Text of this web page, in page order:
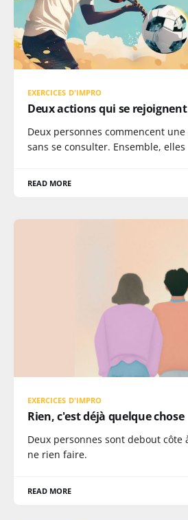
EXERCICES D'IMPRO
Deux actions qui se rejoignent
Deux personnes commencent
sans se consulter. Ensemble, elles
READ MORE
EXERCICES D'IMPRO
Rien, c'est déjà quelque chose
Deux personnes sont debout côte
ne rien faire.
READ MORE